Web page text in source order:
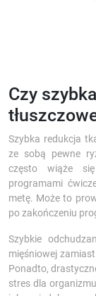
Czy
Szybka redukcja
ze sobą pewne
często wiąże
programami
metę. Może to
po zakończeniu
Szybkie
mięśniowej
Ponadto,
stres dla